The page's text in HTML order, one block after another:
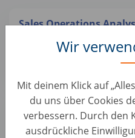
Wir
Mit deinem Klick auf
du uns über Cookies
verbessern. Durch den
ausdrückliche
Sales Operations
Performance Team (m/
Vertrieb • Deutschland, Berlin
Account Manager B2B
Vertrieb • Deutschland, Berlin
AUTO1 Group